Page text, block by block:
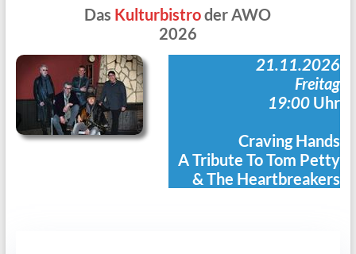
Das Kulturbistroder AWO
2026
21.11.2026
Freitag
19:00 Uhr
Craving Hands
A Tribute To Tom Petty
& The Heartbreakers